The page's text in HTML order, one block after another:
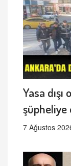
Yasa
şüpheliye
7 Ağustos